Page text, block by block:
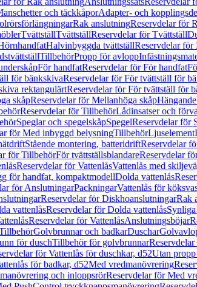
och täckkåporAdapter- och
Rak anslutningReservdelar för
TvättställTvättställReservdelar för Tvättställ
Halvinbyggda tvättställReservdelar
TillbehörPropp för avlopp
För handfatReservdelar för För handfat
för bänkskivaReservdelar för För tvättställ för
rektangulärtReservdelar för För tvättställ för
skåpReservdelar för Mellanhöga skåp
Reservdelar för TillbehörLådinsatser och
Speglar och spegelskåpSpegelReservdelar för
för Med inbyggd belysningTillbehörLjuselement
Stående montering, batteridriftReservdelar
för TillbehörFör tvättställsblandareReservdelar
Reservdelar för VattenlåsVattenlås med
för handfat, kompaktmodellDolda vattenlås
för AnslutningarPackningarVattenlås för
Reservdelar för DiskhoanslutningarRak
vattenlåsReservdelar för Dolda vattenlås
Reservdelar för VattenlåsAnslutningsböjar
Golvbrunnar och badkarDuschar
för duschTillbehör för golvbrunnar
för Vattenlås för duschkar, d52Utan
för badkar, d52Med vredmanövrering
och inloppsrörReservdelar för Med